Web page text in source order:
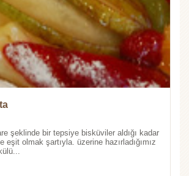
şeklinde bir tepsiye bisküviler aldığı kadar
eşit olmak şartıyla. üzerine hazırladığımız